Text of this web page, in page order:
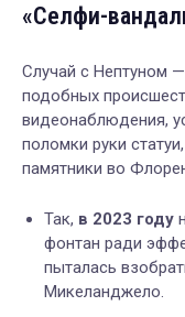
«Селфи-
Случай с Нептуном
подобных
видеонаблюдения,
поломки руки
памятники во
Так, в 2023 году
фонтан ради
пыталась
Микеланджело.